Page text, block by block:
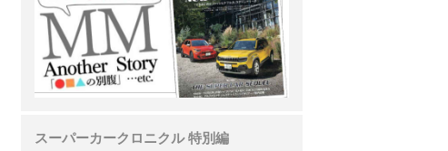
スーパーカークロニクル 特別編